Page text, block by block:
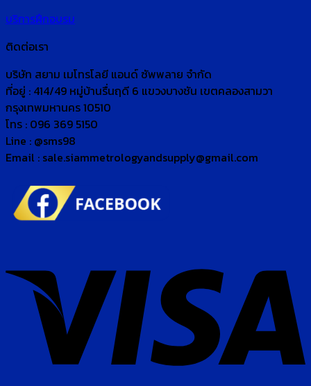
บริการฝึกอบรม
ติดต่อเรา
บริษัท สยาม เมโทรโลยี แอนด์ ซัพพลาย จำกัด
ที่อยู่ : 414/49 หมู่บ้านรื่นฤดี 6 แขวงบางชัน เขตคลองสามวา
กรุงเทพมหานคร 10510
โทร : 096 369 5150
Line : @sms98
Email : sale.siammetrologyandsupply@gmail.com